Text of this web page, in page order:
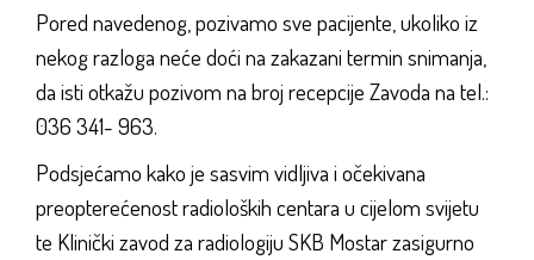
Pored navedenog, pozivamo sve pacijente, ukoliko iz
nekog razloga neće doći na zakazani termin snimanja,
da isti otkažu pozivom na broj recepcije Zavoda na tel.:
036 341- 963.
Podsjećamo kako je sasvim vidljiva i očekivana
preopterećenost radioloških centara u cijelom svijetu
te Klinički zavod za radiologiju SKB Mostar zasigurno